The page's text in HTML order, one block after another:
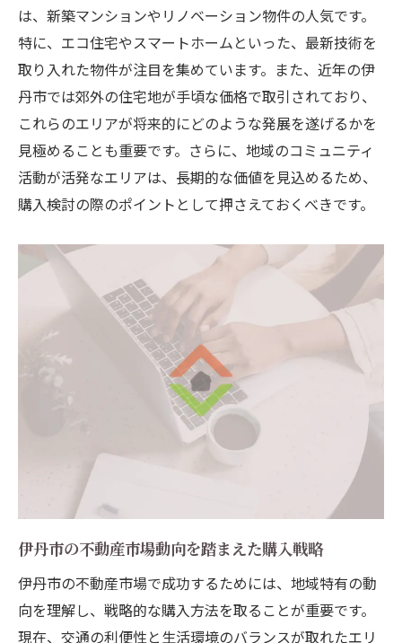
は、新築マンションやリノベーション物件の人気です。
特に、エコ住宅やスマートホームといった、最新技術を
取り入れた物件が注目を集めています。また、近年の伊
丹市では郊外の住宅地が手頃な価格で取引されており、
これらのエリアが将来的にどのような発展を遂げるかを
見極めることも重要です。さらに、地域のコミュニティ
活動が活発なエリアは、長期的な価値を見込めるため、
購入検討の際のポイントとして押さえておくべきです。
伊丹市の不動産市場動向を踏まえた購入戦略
伊丹市の不動産市場で成功するためには、地域特有の動
向を理解し、戦略的な購入方法を取ることが重要です。
現在、交通の利便性と生活環境のバランスが取れたエリ